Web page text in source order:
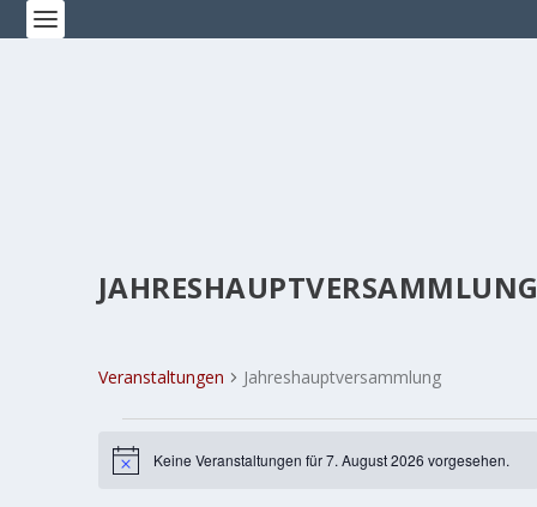
Veranstaltungen Jahreshauptversammlung
FÜR
HinweisKeine Veranstaltungen für 7. August 2026 vorgesehen.